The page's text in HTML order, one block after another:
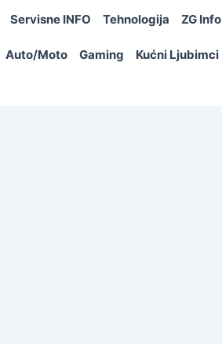
Servisne INFO Tehnologija ZG Info
Auto/Moto Gaming Kućni Ljubimci